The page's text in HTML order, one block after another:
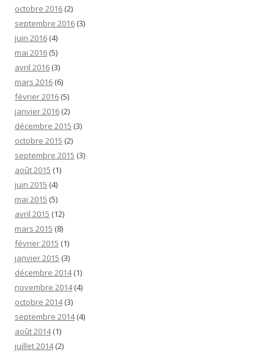
octobre 2016 (2)
septembre 2016 (3)
juin 2016 (4)
mai 2016 (5)
avril 2016 (3)
mars 2016 (6)
février 2016 (5)
janvier 2016 (2)
décembre 2015 (3)
octobre 2015 (2)
septembre 2015 (3)
août 2015 (1)
juin 2015 (4)
mai 2015 (5)
avril 2015 (12)
mars 2015 (8)
février 2015 (1)
janvier 2015 (3)
décembre 2014(1)
novembre 2014(4)
octobre 2014(3)
septembre 2014(4)
août 2014(1)
juillet 2014(2)